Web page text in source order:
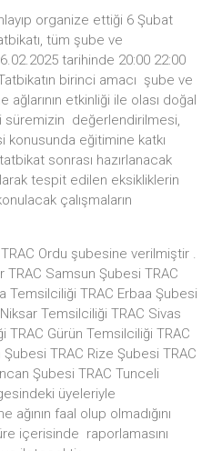
organize ettiği 6 Şubat
tüm şube ve
tarihinde 20:00 22:00
birinci amacı şube ve
etkinliği ile olası doğal
değerlendirilmesi,
eğitimine katkı
sonrası hazırlanacak
tespit edilen eksikliklerin
çalışmaların
Ordu şubesine verilmiştir .
Samsun Şubesi TRAC
Temsilciliği TRAC Erbaa Şubesi
Temsilciliği TRAC Sivas
TRAC Gürün Temsilciliği TRAC
TRAC Rize Şubesi TRAC
Şubesi TRAC Tunceli
üyeleriyle
faal olup olmadığını
içerisinde raporlamasını